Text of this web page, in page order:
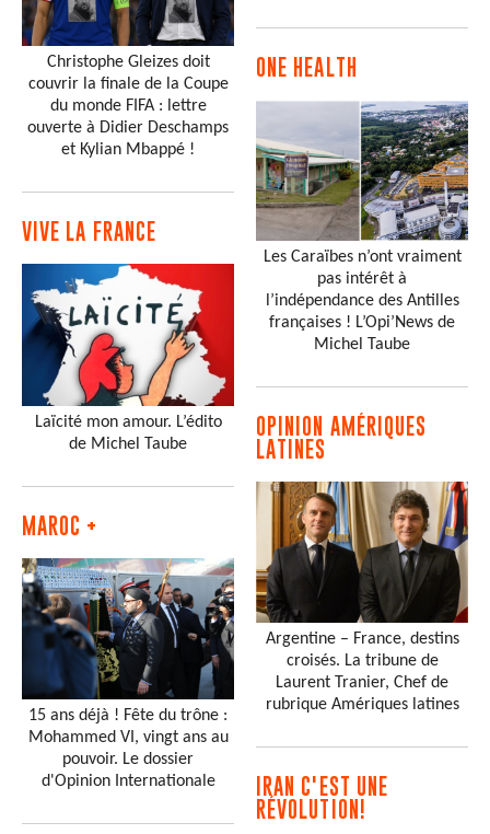
Christophe Gleizes doit
couvrir la finale de la Coupe
du monde FIFA : lettre
ouverte à Didier Deschamps
et Kylian Mbappé !
VIVE LA FRANCE
Laïcité mon amour. L’édito
de Michel Taube
MAROC +
15 ans déjà ! Fête du trône :
Mohammed VI, vingt ans au
pouvoir. Le dossier
d'Opinion Internationale
ONE HEALTH
Les Caraïbes n’ont vraiment
pas intérêt à
l’indépendance des Antilles
françaises ! L’Opi’News de
Michel Taube
OPINION AMÉRIQUES
LATINES
Argentine – France, destins
croisés. La tribune de
Laurent Tranier, Chef de
rubrique Amériques latines
IRAN C'EST UNE
RÉVOLUTION!